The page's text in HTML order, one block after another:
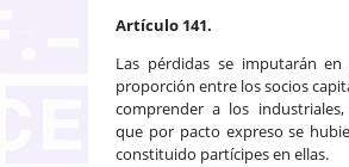
Artículo 141.
Las pérdidas se imputarán
proporción entre los socios
comprender a los
que por pacto expreso se
constituido partícipes en ellas.